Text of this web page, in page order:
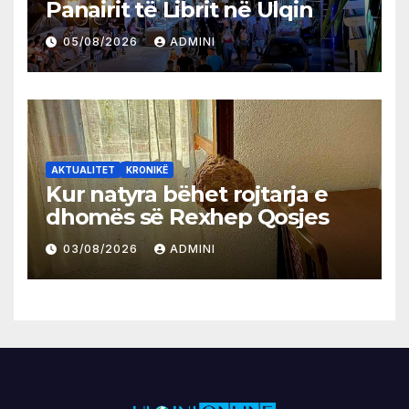
Panairit të Librit në Ulqin
05/08/2026 ADMINI
AKTUALITET KRONIKË
Kur natyra bëhet rojtarja e
dhomës së Rexhep Qosjes
03/08/2026 ADMINI